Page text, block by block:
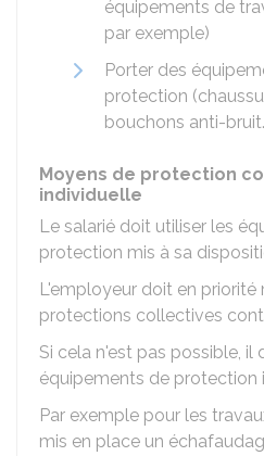
équipements de
par exemple)
Porter des
protection
bouchons anti-
Moyens de protection
individuelle
Le salarié doit utiliser les
protection mis à sa
L'employeur doit en
protections collectives
Si cela n'est pas possible, il
équipements de protection
Par exemple pour les
mis en place un